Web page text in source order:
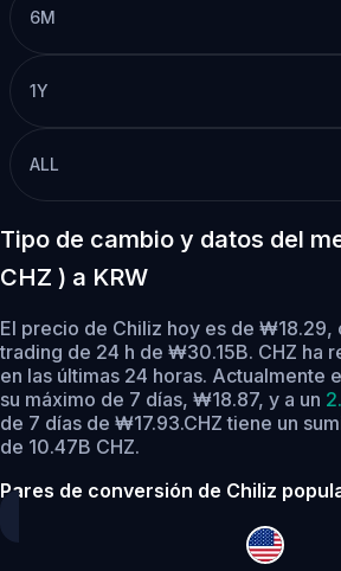
6M
1Y
ALL
Tipo de cambio y datos del
CHZ ) a KRW
El precio de Chiliz hoy es de ₩18.29,
trading de 24 h de ₩30.15B. CHZ ha
en las últimas 24 horas. Actualmente
su máximo de 7 días, ₩18.87, y a un
de 7 días de ₩17.93.CHZ tiene un
de 10.47B CHZ.
Pares de conversión de Chiliz